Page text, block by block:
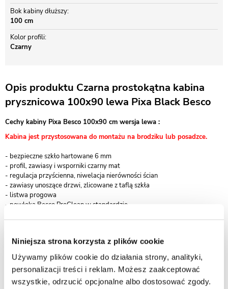
Niniejsza strona korzysta z plików cookie
Używamy plików cookie do działania strony, analityki,
personalizacji treści i reklam. Możesz zaakceptować
wszystkie, odrzucić opcjonalne albo dostosować zgody.
Bok kabiny dłuższy
100 cm
Kolor profili
Czarny
Opis produktu Czarna prostokątna kabina
prysznicowa 100x90 lewa Pixa Black Besco
Cechy kabiny Pixa Besco 100x90 cm wersja lewa :
Kabina jest przystosowana do montażu na brodziku lub posadzce.
- bezpieczne szkło hartowane 6 mm
- profil, zawiasy i wsporniki czarny mat
- regulacja przyścienna, niwelacja nierówności ścian
- zawiasy unoszące drzwi, zlicowane z taflą szkła
- listwa progowa
- powłoka Besco ProClean w standardzie